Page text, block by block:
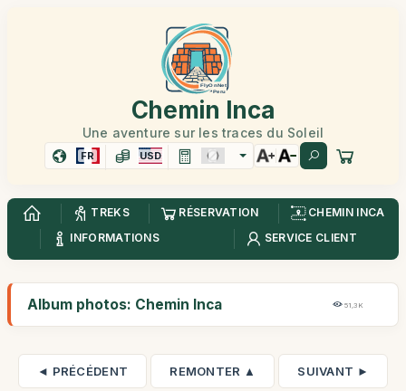
Chemin Inca
Une aventure sur les traces du Soleil
FR USD
TREKS RÉSERVATION
CHEMIN INCA
INFORMATIONS
SERVICE CLIENT
Album photos: Chemin Inca 51,3K
◄ PRÉCÉDENT REMONTER ▲ SUIVANT ►